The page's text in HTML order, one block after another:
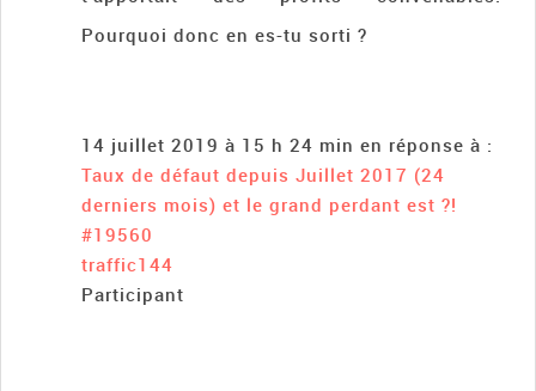
Pourquoi donc en es-tu sorti ?
14 juillet 2019 à 15 h 24 min en réponse à :
Taux de défaut depuis Juillet 2017 (24
derniers mois) et le grand perdant est ?!
#19560
traffic144
Participant